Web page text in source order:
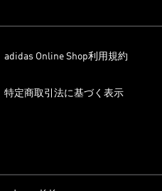
adidas Online Shop利用規約
特定商取引法に基づく表示